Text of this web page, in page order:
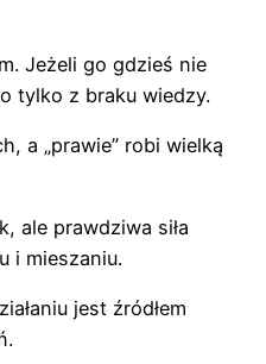
Jeżeli go gdzieś nie
tylko z braku wiedzy.
a „prawie” robi wielką
ale prawdziwa siła
i mieszaniu.
jest źródłem